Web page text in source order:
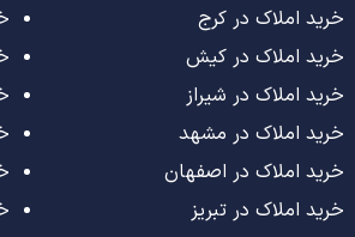
خرید املاک در کرج
خرید املاک در کیش
خرید املاک در شیراز
خرید املاک در مشهد
خرید املاک در اصفهان
خرید املاک در تبریز